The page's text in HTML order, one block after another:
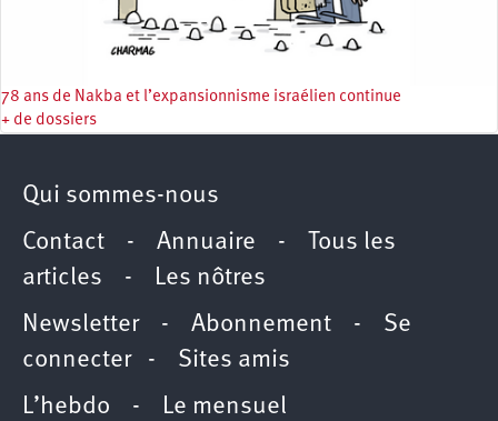
78 ans de Nakba et l’expansionnisme israélien continue
+ de dossiers
Qui sommes-nous
Contact - Annuaire -
Tous les
articles - Les nôtres
Newsletter- Abonnement - Se
connecter- Sites amis
L’hebdo - Le mensuel